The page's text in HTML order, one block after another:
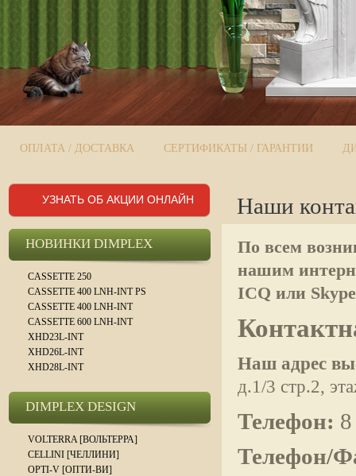
ОПЛАТА / ДОСТАВКА СЕРТИФИКАТЫ / ГАРАНТИИ
УЗНАТЬ ОБ АКЦИИ ОНЛАЙН
НОВИНКИ DIMPLEX
CASSETTE 250
CASSETTE 400 LNH-INT PS
CASSETTE 400 LNH-INT
CASSETTE 600 LNH-INT
XHD23L-INT
XHD26L-INT
XHD28L-INT
DIMPLEX DESIGN
VOLTERRA [ВОЛЬТЕРРА]
CELLINI [ЧЕЛЛИНИ]
OPTI-V [ОПТИ-ВИ]
Наши
По всем
нашим
ICQ или
Наш адрес
д.1/3 стр.2,
Телефон:
Телефон/